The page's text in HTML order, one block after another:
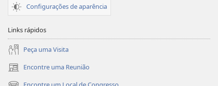
Configurações de aparência
Links rápidos
Peça uma Visita
Encontre uma Reunião
(abre
nova